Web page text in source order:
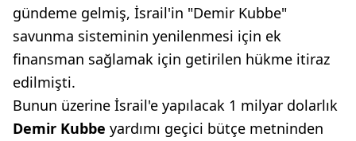
gündeme gelmiş, İsrail'in "Demir Kubbe"
savunma sisteminin yenilenmesi için ek
finansman sağlamak için getirilen hükme itiraz
edilmişti.
Bunun üzerine İsrail'e yapılacak 1 milyar dolarlık
Demir Kubbe yardımı geçici bütçe metninden